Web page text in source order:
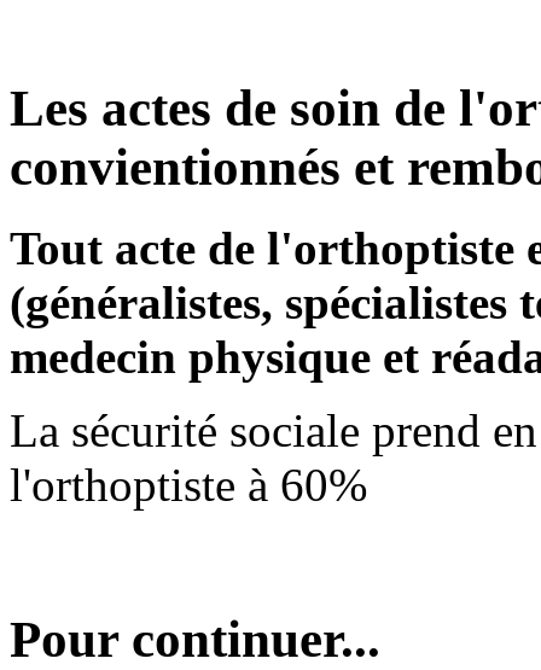
Les actes de soin de
convientionnés et
Tout acte de l'orthoptiste
(généralistes,
medecin physique et
La sécurité sociale prend
l'orthoptiste à 60%
Pour continuer...